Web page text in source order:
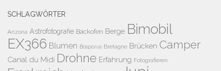
SCHLAGWÖRTER
Arizona Astrofotografie Backofen Berge Bimobil
EX366 Blumen Bosporus Bretagne Brücken Camper
Canal du Midi Drohne Erfahrung Fotografieren